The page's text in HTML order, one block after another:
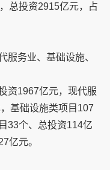
总投资2915亿元，占
服务业、基础设施、
资1967亿元，现代服
基础设施类项目107
33个、总投资114亿
亿元。